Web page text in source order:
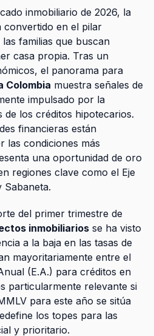
inmobiliario de 2026, la
convertido en el pilar
familias que buscan
casa propia. Tras un
el panorama para
Colombia muestra señales de
impulsado por la
los créditos hipotecarios.
financieras están
las condiciones más
una oportunidad de oro
regiones clave como el Eje
Sabaneta.
del primer trimestre de
inmobiliarios se ha visto
a la baja en las tasas de
mayoritariamente entre el
(E.A.) para créditos en
particularmente relevante si
para este año se sitúa
los topes para las
y prioritario.